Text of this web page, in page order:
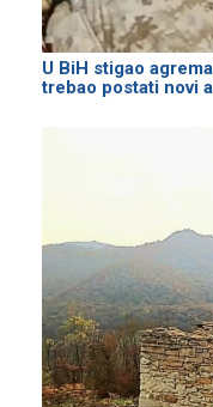
U BiH stigao
trebao postati novi